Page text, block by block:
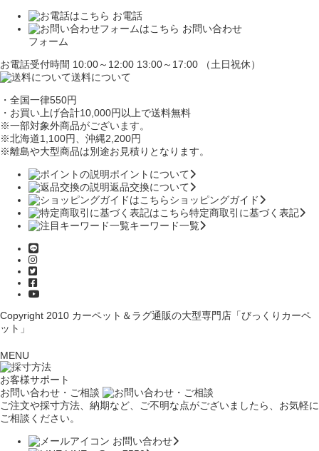
お電話
お問い合わせ
フォーム
お電話受付時間 10:00～12:00 13:00～17:00 （土日祝休）
送料について
・全国一律550円
・お買い上げ合計10,000円 以上で送料無料
※一部対象外商品がございます。
※北海道1,100円、沖縄2,200円
※離島や大型商品は別途お見積りとなります。
ポイントについて
返品交換について
ショッピングガイド
特定商取引に基づく表記
キーワード一覧
Copyright 2010 カーペット＆ラグ通販の大型専門店「びっくりカーペ
ット」
MENU
お客様サポート
お問い合わせ・ご相談
ご注文や採寸方法、納期など、ご不明な点がございましたら、お気軽に
ご相談ください。
お問い合わせ